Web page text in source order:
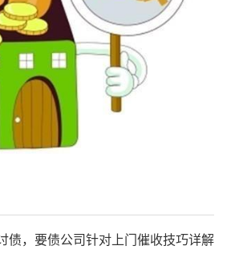
债，要债公司针对上门催收技巧详解